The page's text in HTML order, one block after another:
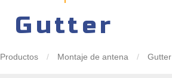
Gutter
Productos / Montaje de antena / Gutter